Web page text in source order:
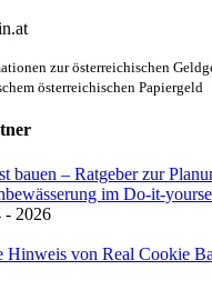
zur österreichischen
österreichischen Papiergeld
bauen – Ratgeber zur
im Do-it-
- 2026
Hinweis von Real Cookie